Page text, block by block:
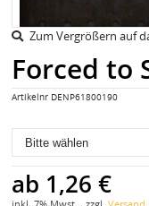
Zum Vergrößern auf
Forced to
Artikelnr DENP61800190
ab 1,26 €
inkl. 7% Mwst. , zzgl. Versand